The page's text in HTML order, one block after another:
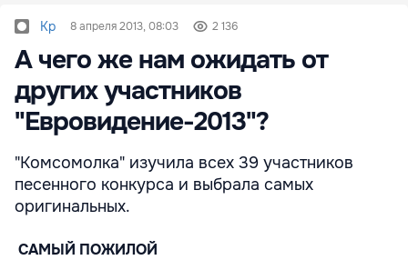
Kp 8 апреля 2013, 08:03 2 136
А чего же нам ожидать от
других участников
"Евровидение-2013"?
"Комсомолка" изучила всех 39 участников
песенного конкурса и выбрала самых
оригинальных.
САМЫЙ ПОЖИЛОЙ